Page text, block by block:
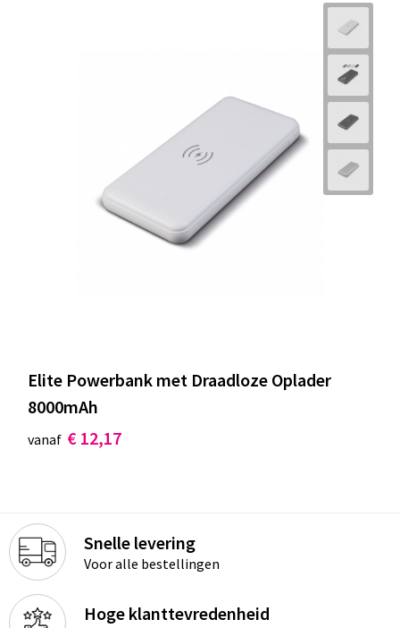
Elite Powerbank met Draadloze Oplader
8000mAh
vanaf € 12,17
Snelle levering
Voor alle bestellingen
Hoge klanttevredenheid